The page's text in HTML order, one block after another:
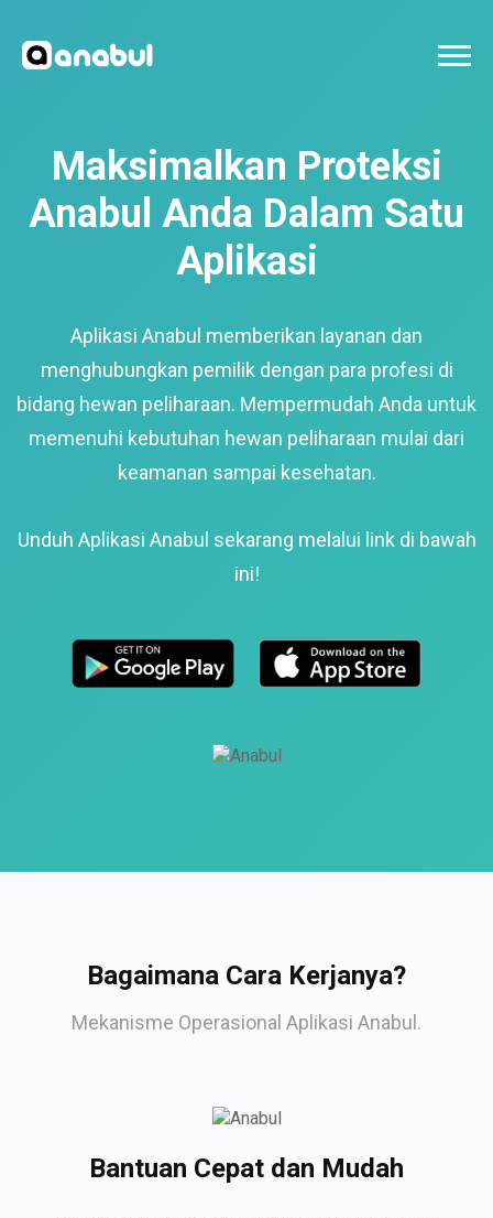
Maksimalkan Proteksi
Anabul Anda Dalam Satu
Aplikasi
Aplikasi Anabul memberikan layanan dan
menghubungkan pemilik dengan para profesi di
bidang hewan peliharaan. Mempermudah Anda untuk
memenuhi kebutuhan hewan peliharaan mulai dari
keamanan sampai kesehatan.
Unduh Aplikasi Anabul sekarang melalui link di bawah
ini!
Bagaimana Cara Kerjanya?
Mekanisme Operasional Aplikasi Anabul.
Bantuan Cepat dan Mudah